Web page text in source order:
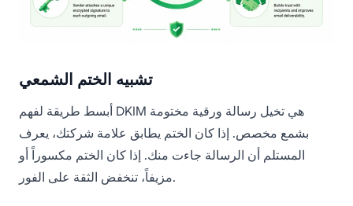
تشبيه الختم الشمعي
أبسط طريقة لفهم DKIM هي تخيل رسالة ورقية مختومة
بشمع مخصص. إذا كان الختم يطابق علامة شركتك، يعرف
المستلم أن الرسالة جاءت منك. إذا كان الختم مكسوراً أو
مزيفاً، تنخفض الثقة على الفور.